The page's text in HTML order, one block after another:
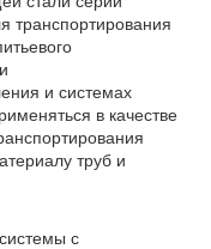
транспортирования
и системах
в качестве
труб и
с